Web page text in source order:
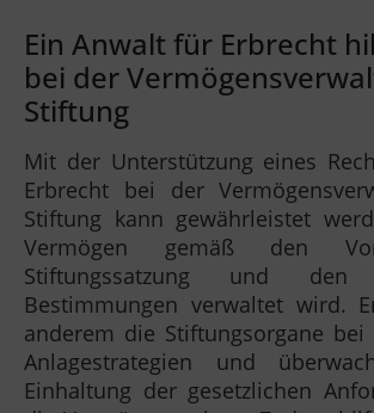
Ein Anwalt für Erbrecht
bei der
Stiftung
Mit der Unterstützung eines
Erbrecht bei der
Stiftung kann gewährleistet
Vermögen gemäß den
Stiftungssatzung und den
Bestimmungen verwaltet wird.
anderem die Stiftungsorgane
Anlagestrategien und
Einhaltung der gesetzlichen